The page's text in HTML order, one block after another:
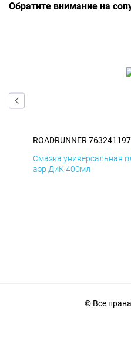
Обратите внимание на
ROADRUNNER 763241197
Смазка универсальная
аэр ДиК 400мл
© Все